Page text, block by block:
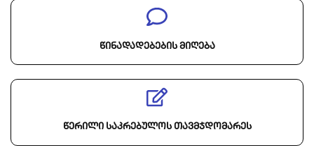
წინადადებების მიღება
წერილი საკრებულოს თავმჯდომარეს